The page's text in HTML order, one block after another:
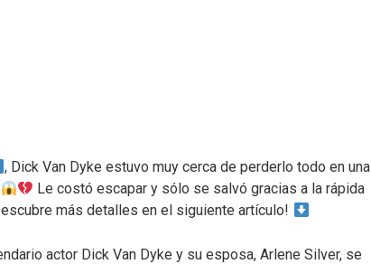
, Dick Van Dyke estuvo muy cerca de perderlo todo en una
Le costó escapar y sólo se salvó gracias a la rápida
más detalles en el siguiente artículo!
actor Dick Van Dyke y su esposa, Arlene Silver, se